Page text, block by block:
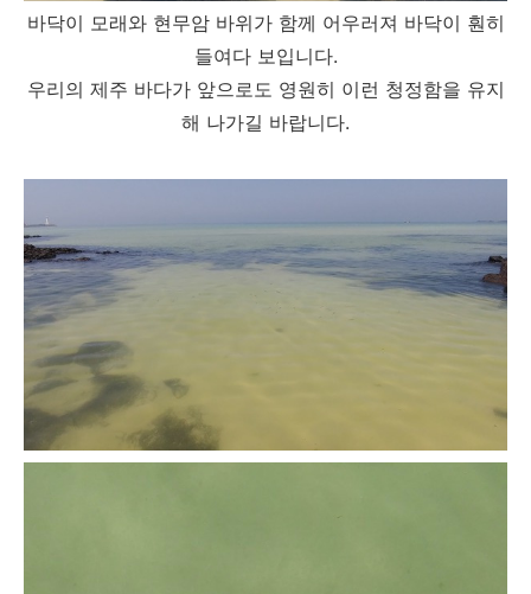
바닥이 모래와 현무암 바위가 함께 어우러져 바닥이 훤히
들여다 보입니다.
우리의 제주 바다가 앞으로도 영원히 이런 청정함을 유지
해 나가길 바랍니다.